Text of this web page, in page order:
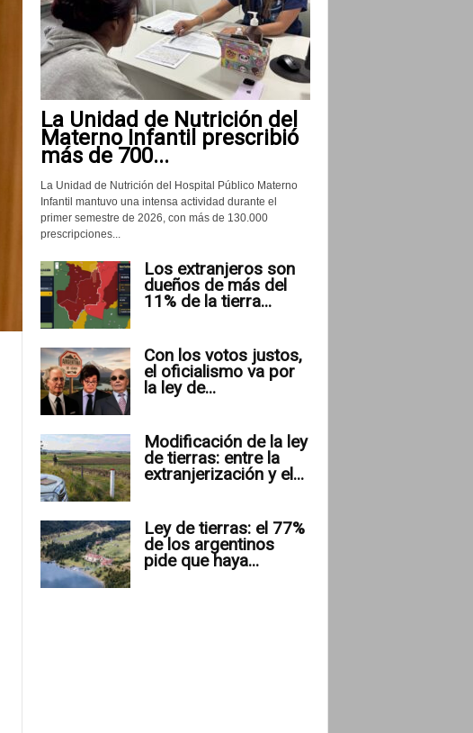
La Unidad de Nutrición del
Materno Infantil prescribió
más de 700...
La Unidad de Nutrición del Hospital Público Materno
Infantil mantuvo una intensa actividad durante el
primer semestre de 2026, con más de 130.000
prescripciones...
Los extranjeros son
dueños de más del
11% de la tierra...
Con los votos justos,
el oficialismo va por
la ley de...
Modificación de la ley
de tierras: entre la
extranjerización y el...
Ley de tierras: el 77%
de los argentinos
pide que haya...